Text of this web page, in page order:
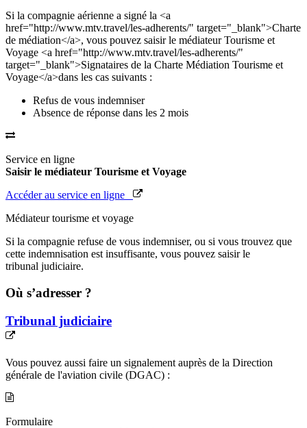
Si la compagnie aérienne a signé la <a
href="http://www.mtv.travel/les-adherents/" target="_blank">Charte
de médiation</a>, vous pouvez saisir le médiateur Tourisme et
Voyage <a href="http://www.mtv.travel/les-adherents/"
target="_blank">Signataires de la Charte Médiation Tourisme et
Voyage</a>dans les cas suivants :
Refus de vous indemniser
Absence de réponse dans les 2 mois
Service en ligne
Saisir le médiateur Tourisme et Voyage
Accéder au service en ligne
Médiateur tourisme et voyage
Si la compagnie refuse de vous indemniser, ou si vous trouvez que
cette indemnisation est insuffisante, vous pouvez saisir le
tribunal judiciaire.
Où s’adresser ?
Tribunal judiciaire
Vous pouvez aussi faire un signalement auprès de la Direction
générale de l'aviation civile (DGAC) :
Formulaire